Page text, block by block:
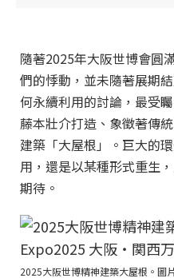
隨著2025年大阪世博會圓
們的悸動，並未隨著展期
何永續利用的討論，最受
藤本壯介打造、象徵著傳
建築「大屋根」。巨大的
用，還是以某種形式重生
期待。
2025大阪世博精神建築大屋根。圖